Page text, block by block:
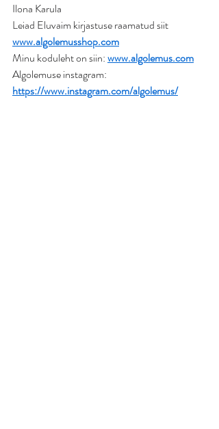
Ilona Karula
Leiad Eluvaim kirjastuse raamatud siit
www.algolemusshop.com
Minu koduleht on siin: www.algolemus.com
Algolemuse instagram:
https://www.instagram.com/algolemus/